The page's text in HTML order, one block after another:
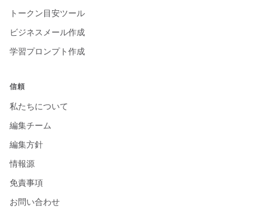
トークン目安ツール
ビジネスメール作成
学習プロンプト作成
信頼
私たちについて
編集チーム
編集方針
情報源
免責事項
お問い合わせ